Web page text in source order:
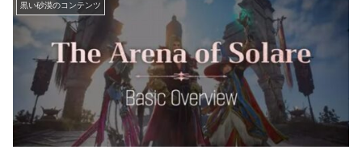
黒い砂漠のコンテンツ